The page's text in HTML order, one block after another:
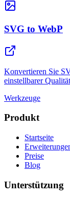
SVG to WebP
Konvertieren Sie
einstellbarer
Werkzeuge
Produkt
Startseite
Preise
Blog
Unterstützung